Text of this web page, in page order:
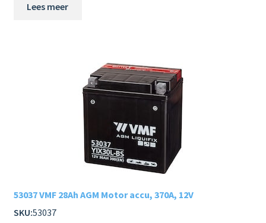
Lees meer
53037 VMF 28Ah AGM Motor accu, 370A, 12V
SKU:53037